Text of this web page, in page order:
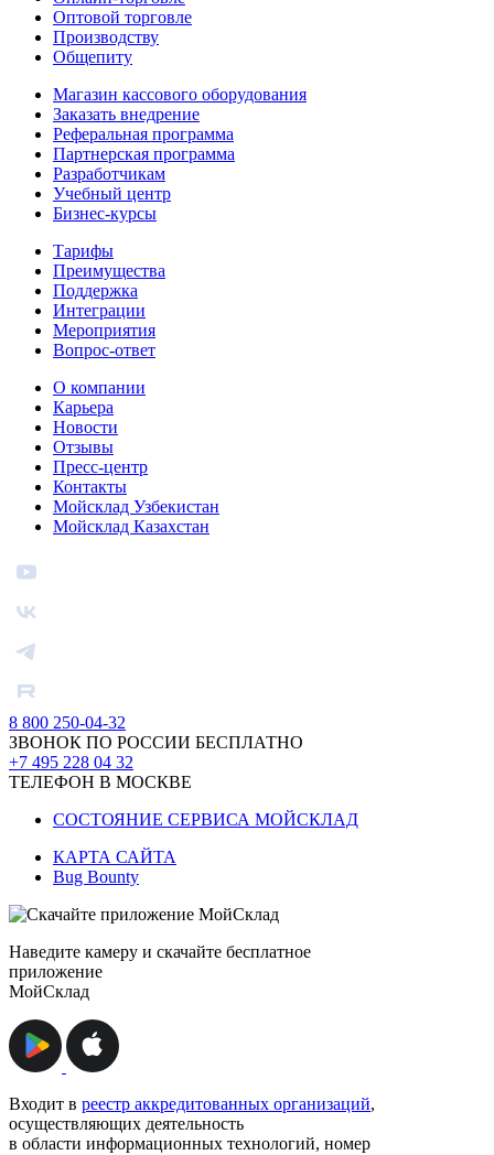
Оптовой торговле
Производству
Общепиту
Магазин кассового оборудования
Заказать внедрение
Реферальная программа
Партнерская программа
Разработчикам
Учебный центр
Бизнес‑курсы
Тарифы
Преимущества
Поддержка
Интеграции
Мероприятия
Вопрос-ответ
О компании
Карьера
Новости
Отзывы
Пресс-центр
Контакты
Мойсклад Узбекистан
Мойсклад Казахстан
8 800 250-04-32
ЗВОНОК ПО РОССИИ БЕСПЛАТНО
+7 495 228 04 32
ТЕЛЕФОН В МОСКВЕ
СОСТОЯНИЕ СЕРВИСА МОЙСКЛАД
КАРТА САЙТА
Bug Bounty
Наведите камеру и скачайте бесплатное
приложение
МойСклад
Входит в реестр аккредитованных организаций,
осуществляющих деятельность
в области информационных технологий, номер